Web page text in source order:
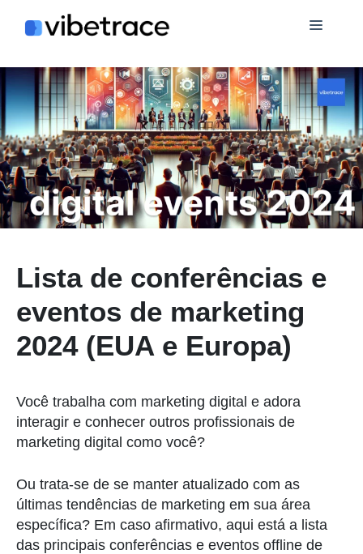
para
conteúdo
Lista de conferências e
eventos de marketing
2024 (EUA e Europa)
Você trabalha com marketing digital e adora
interagir e conhecer outros profissionais de
marketing digital como você?
Ou trata-se de se manter atualizado com as
últimas tendências de marketing em sua área
específica? Em caso afirmativo, aqui está a lista
das principais conferências e eventos offline de